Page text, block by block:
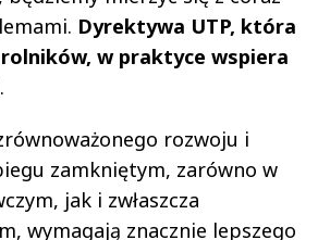
Dyrektywa UTP, która
rolników, w praktyce wspiera
.
rozwoju i
zamkniętym, zarówno w
jak i zwłaszcza
wymagają znacznie lepszego